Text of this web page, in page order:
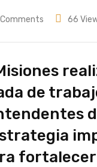
Comments 66
de